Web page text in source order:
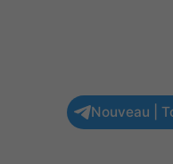
Nouveau |